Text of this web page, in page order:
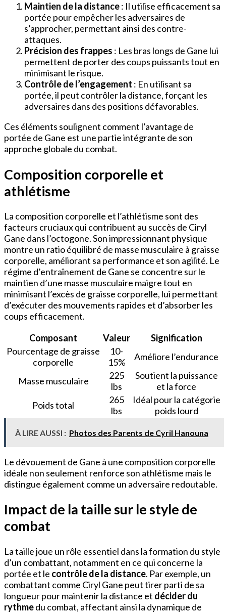
Maintien de la distance: Il utilise efficacement sa
portée pour empêcher les adversaires de
s’approcher, permettant ainsi des contre-
attaques.
Précision des frappes : Les bras longs de Gane lui
permettent de porter des coups puissants tout en
minimisant le risque.
Contrôle de l’engagement : En utilisant sa
portée, il peut contrôler la distance, forçant les
adversaires dans des positions défavorables.
Ces éléments soulignent comment l’avantage de
portée de Gane est une partie intégrante de son
approche globale du combat.
Composition corporelle et
athlétisme
La composition corporelle et l’athlétisme sont des
facteurs cruciaux qui contribuent au succès de Ciryl
Gane dans l’octogone. Son impressionnant physique
montre un ratio équilibré de masse musculaire à graisse
corporelle, améliorant sa performance et son agilité. Le
régime d’entraînement de Gane se concentre sur le
maintien d’une masse musculaire maigre tout en
minimisant l’excès de graisse corporelle, lui permettant
d’exécuter des mouvements rapides et d’absorber les
coups efficacement.
Composant
Valeur
Signification
Pourcentage de graisse
corporelle
10-
15%
Améliore l’endurance
Masse musculaire
225
lbs
Soutient la puissance
et la force
Poids total
265
lbs
Idéal pour la catégorie
poids lourd
À LIRE AUSSI : Photos des Parents de Cyril Hanouna
Le dévouement de Gane à une composition corporelle
idéale non seulement renforce son athlétisme mais le
distingue également comme un adversaire redoutable.
Impact de la taille sur le style de
combat
La taille joue un rôle essentiel dans la formation du style
d’un combattant, notamment en ce qui concerne la
portée et le contrôle de la distance. Par exemple, un
combattant comme Ciryl Gane peut tirer parti de sa
longueur pour maintenir la distance et décider du
rythmedu combat, affectant ainsi la dynamique de